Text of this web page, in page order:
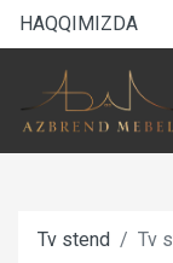
HAQQIMIZDA
Tv stend Tv